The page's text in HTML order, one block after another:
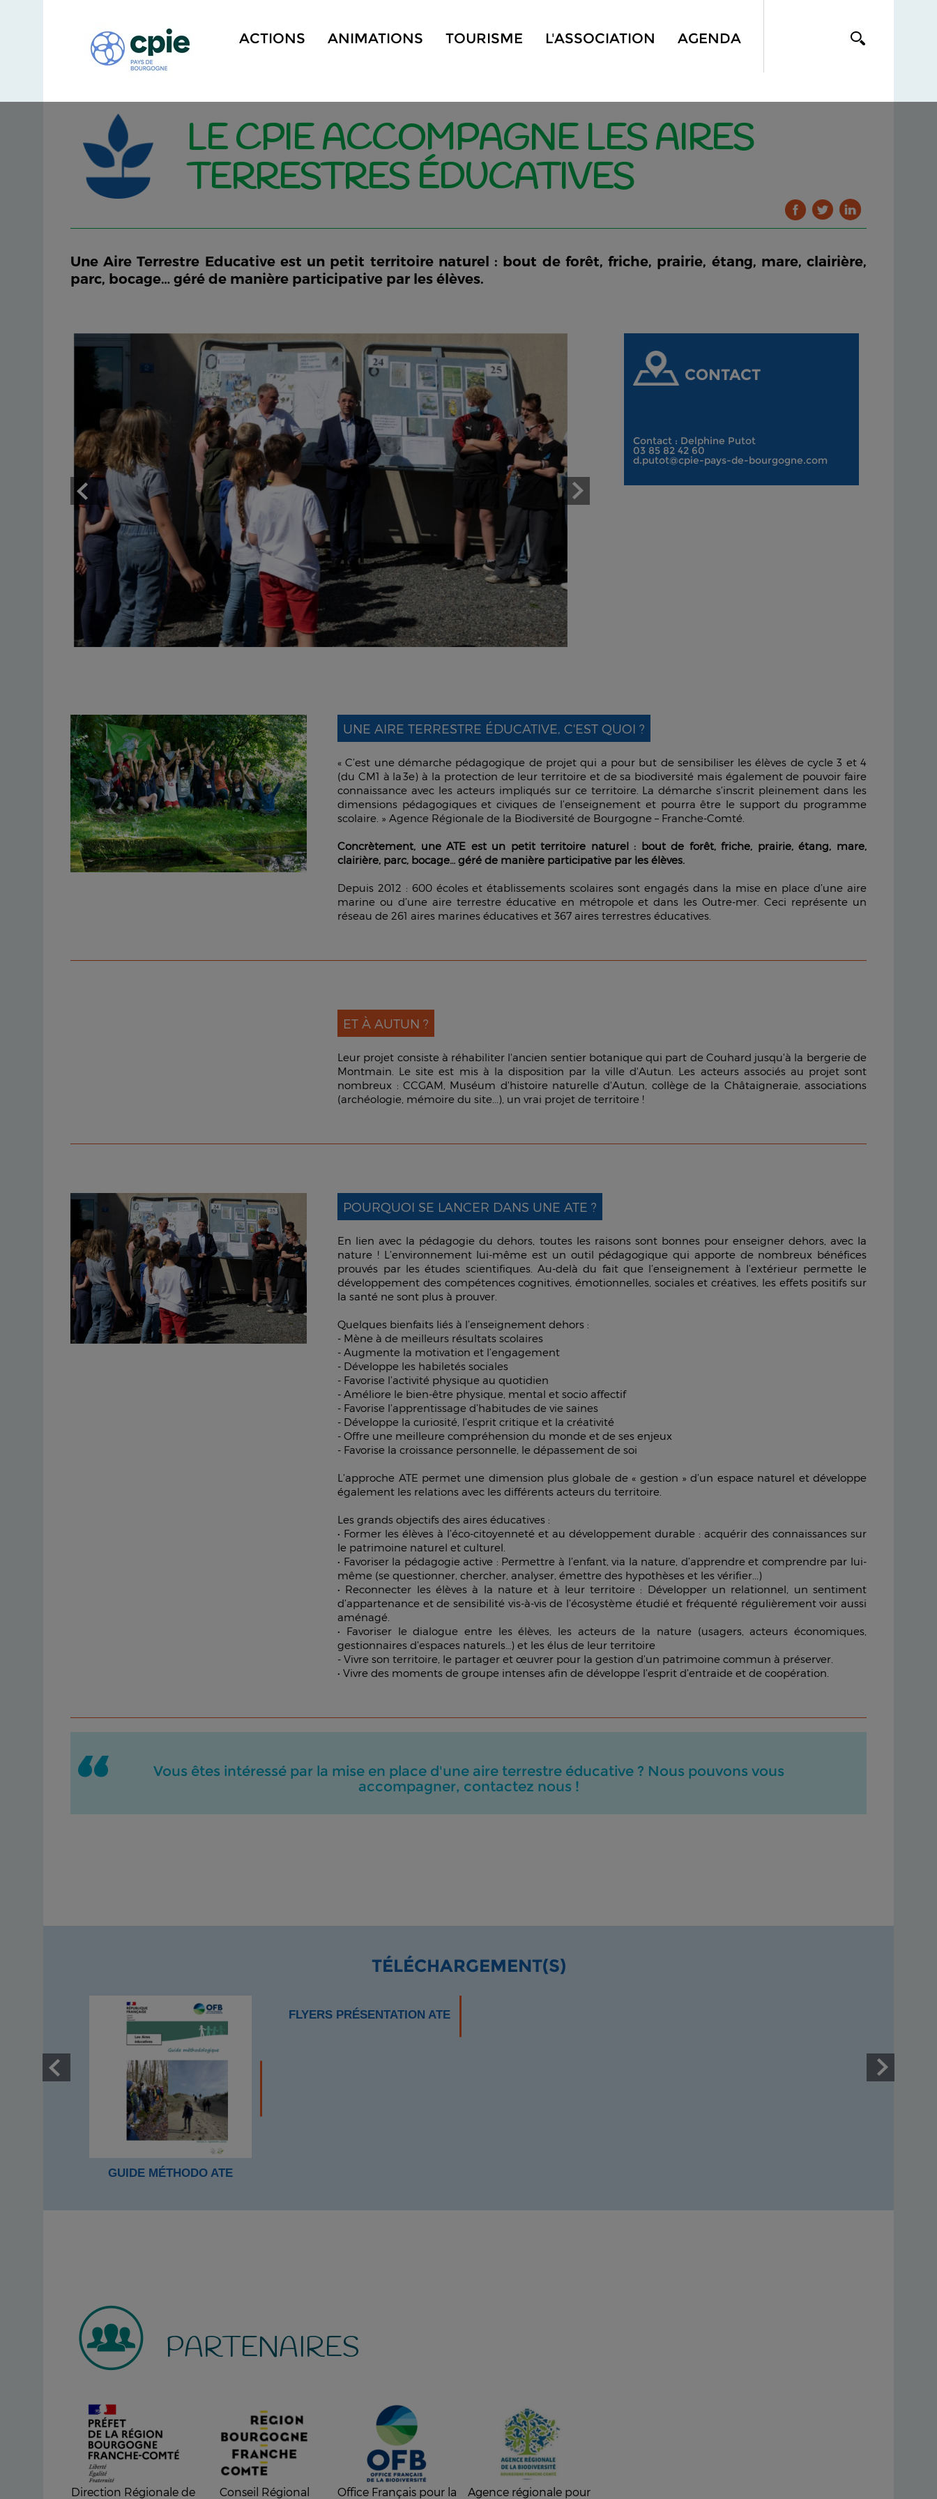
ACTIONS ANIMATIONS TOURISME L'ASSOCIATION AGENDA
LE CPIE ACCOMPAGNE LES AIRES
TERRESTRES ÉDUCATIVES
Une Aire Terrestre Educative est un petit territoire naturel : bout de forêt, friche, prairie, étang, mare, clairière,
parc, bocage… géré de manière participative par les élèves.
CONTACT
Contact : Delphine Putot
03 85 82 42 60
d.putot@cpie-pays-de-bourgogne.com
UNE AIRE TERRESTRE ÉDUCATIVE, C'EST QUOI ?
« C’est une démarche pédagogique de projet qui a pour but de sensibiliser les élèves de cycle 3 et 4
(du CM1 à la 3e) à la protection de leur territoire et de sa biodiversité mais également de pouvoir faire
connaissance avec les acteurs impliqués sur ce territoire. La démarche s’inscrit pleinement dans les
dimensions pédagogiques et civiques de l’enseignement et pourra être le support du programme
scolaire. » Agence Régionale de la Biodiversité de Bourgogne – Franche-Comté.
Concrètement, une ATE est un petit territoire naturel : bout de forêt, friche, prairie, étang, mare,
clairière, parc, bocage… géré de manière participative par les élèves.
Depuis 2012 : 600 écoles et établissements scolaires sont engagés dans la mise en place d’une aire
marine ou d’une aire terrestre éducative en métropole et dans les Outre-mer. Ceci représente un
réseau de 261 aires marines éducatives et 367 aires terrestres éducatives.
ET À AUTUN ?
Leur projet consiste à réhabiliter l'ancien sentier botanique qui part de Couhard jusqu'à la bergerie de
Montmain. Le site est mis à la disposition par la ville d'Autun. Les acteurs associés au projet sont
nombreux : CCGAM, Muséum d'histoire naturelle d'Autun, collège de la Châtaigneraie, associations
(archéologie, mémoire du site...), un vrai projet de territoire !
POURQUOI SE LANCER DANS UNE ATE ?
En lien avec la pédagogie du dehors, toutes les raisons sont bonnes pour enseigner dehors, avec la
nature ! L’environnement lui-même est un outil pédagogique qui apporte de nombreux bénéfices
prouvés par les études scientifiques. Au-delà du fait que l’enseignement à l’extérieur permette le
développement des compétences cognitives, émotionnelles, sociales et créatives, les effets positifs sur
la santé ne sont plus à prouver.
Quelques bienfaits liés à l’enseignement dehors :
- Mène à de meilleurs résultats scolaires
- Augmente la motivation et l’engagement
- Développe les habiletés sociales
- Favorise l’activité physique au quotidien
- Améliore le bien-être physique, mental et socio affectif
- Favorise l’apprentissage d’habitudes de vie saines
- Développe la curiosité, l’esprit critique et la créativité
- Offre une meilleure compréhension du monde et de ses enjeux
- Favorise la croissance personnelle, le dépassement de soi
L’approche ATE permet une dimension plus globale de « gestion » d’un espace naturel et développe
également les relations avec les différents acteurs du territoire.
Les grands objectifs des aires éducatives :
• Former les élèves à l’éco-citoyenneté et au développement durable : acquérir des connaissances sur
le patrimoine naturel et culturel.
• Favoriser la pédagogie active : Permettre à l’enfant, via la nature, d’apprendre et comprendre par lui-
même (se questionner, chercher, analyser, émettre des hypothèses et les vérifier...)
• Reconnecter les élèves à la nature et à leur territoire : Développer un relationnel, un sentiment
d’appartenance et de sensibilité vis-à-vis de l’écosystème étudié et fréquenté régulièrement voir aussi
aménagé.
• Favoriser le dialogue entre les élèves, les acteurs de la nature (usagers, acteurs économiques,
gestionnaires d’espaces naturels…) et les élus de leur territoire
- Vivre son territoire, le partager et œuvrer pour la gestion d’un patrimoine commun à préserver.
• Vivre des moments de groupe intenses afin de développe l’esprit d’entraide et de coopération.
Vous êtes intéressé par la mise en place d'une aire terrestre éducative ? Nous pouvons vous
accompagner, contactez nous !
TÉLÉCHARGEMENT(S)
GUIDE MÉTHODO ATE
FLYERS PRÉSENTATION ATE
PARTENAIRES
Direction Régionale de
Conseil Régional
Office Français pour la
Agence régionale pour